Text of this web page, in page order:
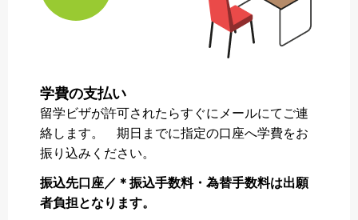
学費の支払い
留学ビザが許可されたらすぐにメールにてご連
絡します。 期日までに指定の口座へ学費をお
振り込みください。
振込先口座／＊振込手数料・為替手数料は出願
者負担となります。